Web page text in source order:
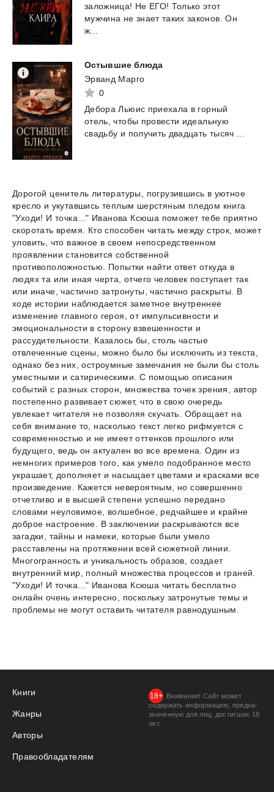
заложница! Не ЕГО! Только этот
мужчина не знает таких законов. Он
ж...
Остывшие блюда
Эрванд Марго
0
Дебора Льюис приехала в горный
отель, чтобы провести идеальную
свадьбу и получить двадцать тысяч
Дорогой ценитель литературы, погрузившись в уютное
кресло и укутавшись теплым шерстяным пледом книга
"Уходи! И точка..." Иванова Ксюша поможет тебе приятно
скоротать время. Кто способен читать между строк, может
уловить, что важное в своем непосредственном
проявлении становится собственной
противоположностью. Попытки найти ответ откуда в
людях та или иная черта, отчего человек поступает так
или иначе, частично затронуты, частично раскрыты. В
ходе истории наблюдается заметное внутреннее
изменение главного героя, от импульсивности и
эмоциональности в сторону взвешенности и
рассудительности. Казалось бы, столь частые
отвлеченные сцены, можно было бы исключить из текста,
однако без них, остроумные замечания не были бы столь
уместными и сатирическими. С помощью описания
событий с разных сторон, множества точек зрения, автор
постепенно развивает сюжет, что в свою очередь
увлекает читателя не позволяя скучать. Обращает на
себя внимание то, насколько текст легко рифмуется с
современностью и не имеет оттенков прошлого или
будущего, ведь он актуален во все времена. Один из
немногих примеров того, как умело подобранное место
украшает, дополняет и насыщает цветами и красками все
произведение. Кажется невероятным, но совершенно
отчетливо и в высшей степени успешно передано
словами неуловимое, волшебное, редчайшее и крайне
доброе настроение. В заключении раскрываются все
загадки, тайны и намеки, которые были умело
расставлены на протяжении всей сюжетной линии.
Многогранность и уникальность образов, создает
внутренний мир, полный множества процессов и граней.
"Уходи! И точка..." Иванова Ксюша читать бесплатно
онлайн очень интересно, поскольку затронутые темы и
проблемы не могут оставить читателя равнодушным.
Книги
Жанры
Авторы
Правообладателям
Внимание! Сайт может
содержать информацию, предна­
значенную для лиц, дости­гших 18
лет.